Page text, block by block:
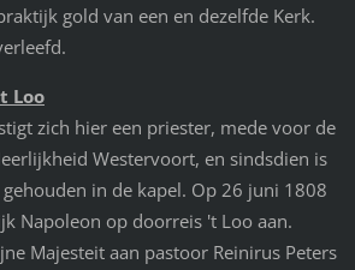
gold van een en dezelfde Kerk.
Loo
zich hier een priester, mede voor de
Westervoort, en sindsdien is
in de kapel. Op 26 juni 1808
Napoleon op doorreis 't Loo aan.
Majesteit aan pastoor Reinirus Peters